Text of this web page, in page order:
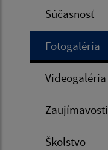
Súčasnosť
Fotogaléria
Videogaléria
Zaujímavosti
Školstvo